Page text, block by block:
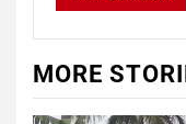
MORE